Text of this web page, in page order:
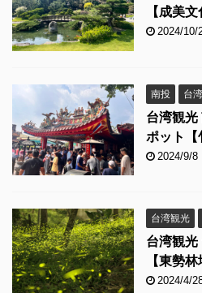
【成美文
2024/10/
南投 台
台湾観光
ポット【
2024/9/8
台湾観光
台湾観光
【東勢林
2024/4/